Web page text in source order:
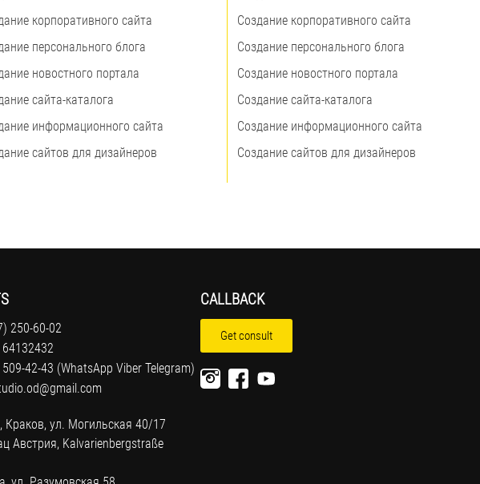
корпоративного сайта
персонального блога
новостного портала
сайта-каталога
информационного сайта
сайтов для дизайнеров
Создание корпоративного сайта
Создание персонального блога
Создание новостного портала
Создание сайта-каталога
Создание информационного сайта
Создание сайтов для дизайнеров
250-60-02
42-43 (WhatsApp Viber Telegram)
Краков, ул. Могильская 40/17
Австрия, Kalvarienbergstraße
CALLBACK
Get consult